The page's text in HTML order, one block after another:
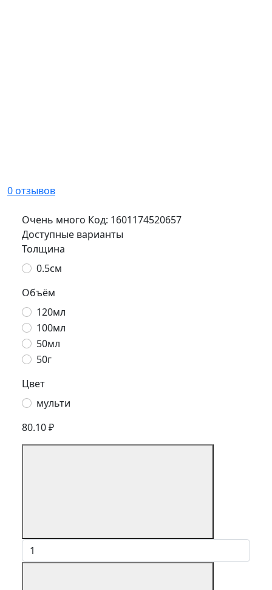
0 отзывов
Очень много Код: 1601174520657
Доступные варианты
Толщина
0.5см
Объём
120мл
100мл
50мл
50г
Цвет
мульти
80.10 ₽